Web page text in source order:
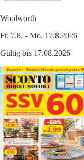
Woolworth
Fr. 7.8. - Mo. 17.8.2026
Gültig bis 17.08.2026